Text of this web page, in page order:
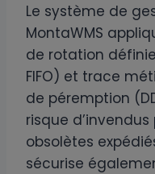
Le système de
MontaWMS
de rotation
FIFO) et trace
de péremption
risque
obsolètes
sécurise